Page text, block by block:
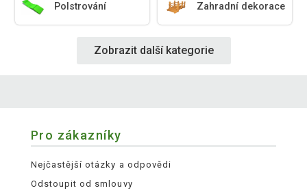
Polstrování Zahradní dekorace
Zobrazit další kategorie
Pro zákazníky
Nejčastější otázky a odpovědi
Odstoupit od smlouvy